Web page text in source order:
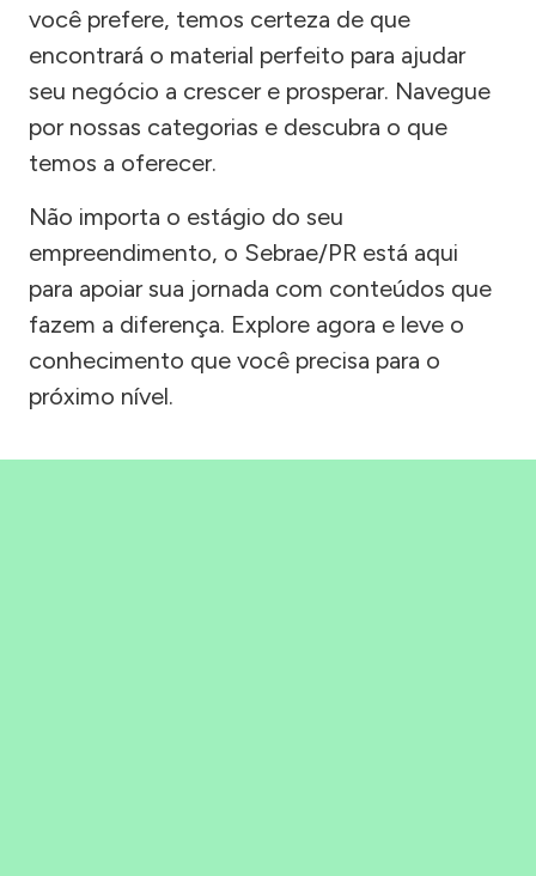
você prefere, temos certeza de que
encontrará o material perfeito para ajudar
seu negócio a crescer e prosperar. Navegue
por nossas categorias e descubra o que
temos a oferecer.
Não importa o estágio do seu
empreendimento, o Sebrae/PR está aqui
para apoiar sua jornada com conteúdos que
fazem a diferença. Explore agora e leve o
conhecimento que você precisa para o
próximo nível.